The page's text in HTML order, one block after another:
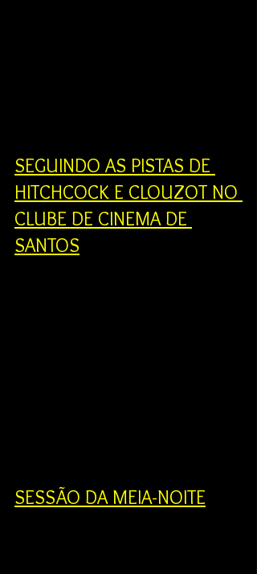
SEGUINDO AS PISTAS DE
HITCHCOCK E CLOUZOT NO
CLUBE DE CINEMA DE
SANTOS
SESSÃO DA MEIA-NOITE